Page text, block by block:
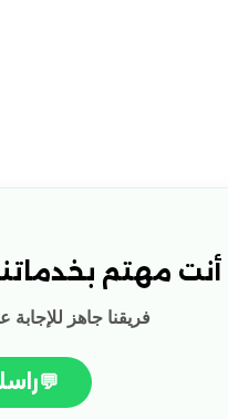
مهتم
فريقنا جاهز
💬